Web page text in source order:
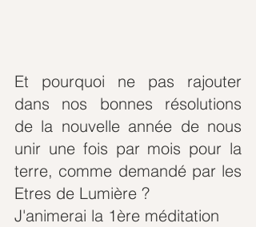
Et pourquoi ne pas rajouter
dans nos bonnes résolutions
de la nouvelle année de nous
unir une fois par mois pour la
terre, comme demandé par les
Etres de Lumière ?
J'animerai la 1ère méditation